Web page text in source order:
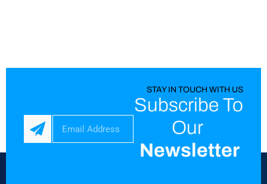
STAY IN TOUCH WITH US
Subscribe To
Our
Newsletter